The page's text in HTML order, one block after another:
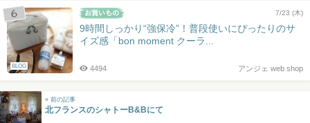
BLOG
7/23 (木)
9時間しっかり“強保冷”！普段使いにぴったりのサ
イズ感「bon moment クーラ...
アンジェ web shop
4494
« 前の記事
北フランスのシャトーB&Bにて